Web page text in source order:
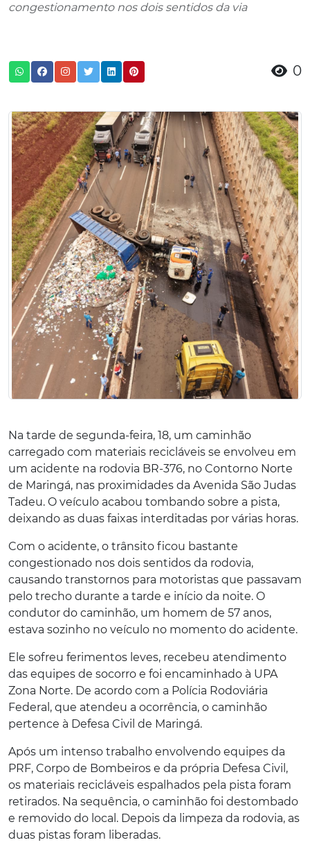
congestionamento nos dois sentidos da via
0
Na tarde de segunda-feira, 18, um caminhão
carregado com materiais recicláveis se envolveu em
um acidente na rodovia BR-376, no Contorno Norte
de Maringá, nas proximidades da Avenida São Judas
Tadeu. O veículo acabou tombando sobre a pista,
deixando as duas faixas interditadas por várias horas.
Com o acidente, o trânsito ficou bastante
congestionado nos dois sentidos da rodovia,
causando transtornos para motoristas que passavam
pelo trecho durante a tarde e início da noite. O
condutor do caminhão, um homem de 57 anos,
estava sozinho no veículo no momento do acidente.
Ele sofreu ferimentos leves, recebeu atendimento
das equipes de socorro e foi encaminhado à UPA
Zona Norte. De acordo com a Polícia Rodoviária
Federal, que atendeu a ocorrência, o caminhão
pertence à Defesa Civil de Maringá.
Após um intenso trabalho envolvendo equipes da
PRF, Corpo de Bombeiros e da própria Defesa Civil,
os materiais recicláveis espalhados pela pista foram
retirados. Na sequência, o caminhão foi destombado
e removido do local. Depois da limpeza da rodovia, as
duas pistas foram liberadas.